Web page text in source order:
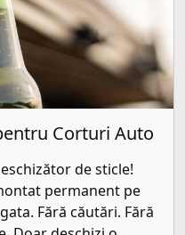
Corturi Auto
de sticle!
permanent pe
Fără căutări. Fără